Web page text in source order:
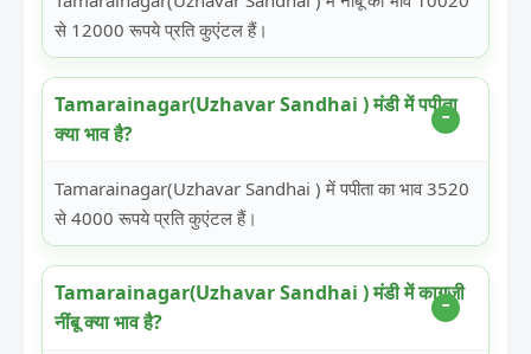
से 12000 रूपये प्रति कुएंटल हैं।
Tamarainagar(Uzhavar Sandhai ) मंडी में पपीता
क्या भाव है?
Tamarainagar(Uzhavar Sandhai ) में पपीता का भाव 3520
से 4000 रूपये प्रति कुएंटल हैं।
Tamarainagar(Uzhavar Sandhai ) मंडी में कागजी
नींबू क्या भाव है?